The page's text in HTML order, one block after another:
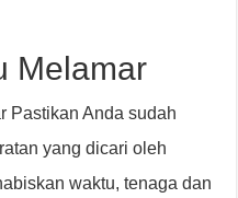
Melamar
Pastikan Anda sudah
yang dicari oleh
waktu, tenaga dan